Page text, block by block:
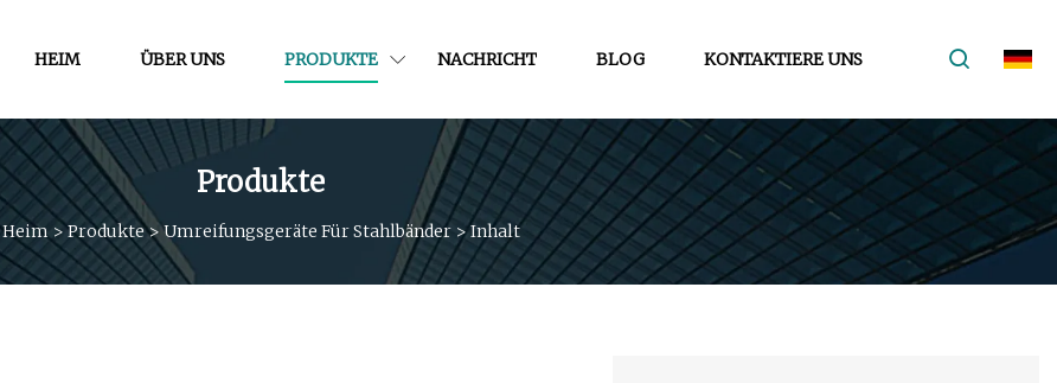
HEIM ÜBER UNS PRODUKTE NACHRICHT BLOG KONTAKTIERE UNS
Produkte
Heim >Produkte>Umreifungsgeräte Für Stahlbänder>Inhalt